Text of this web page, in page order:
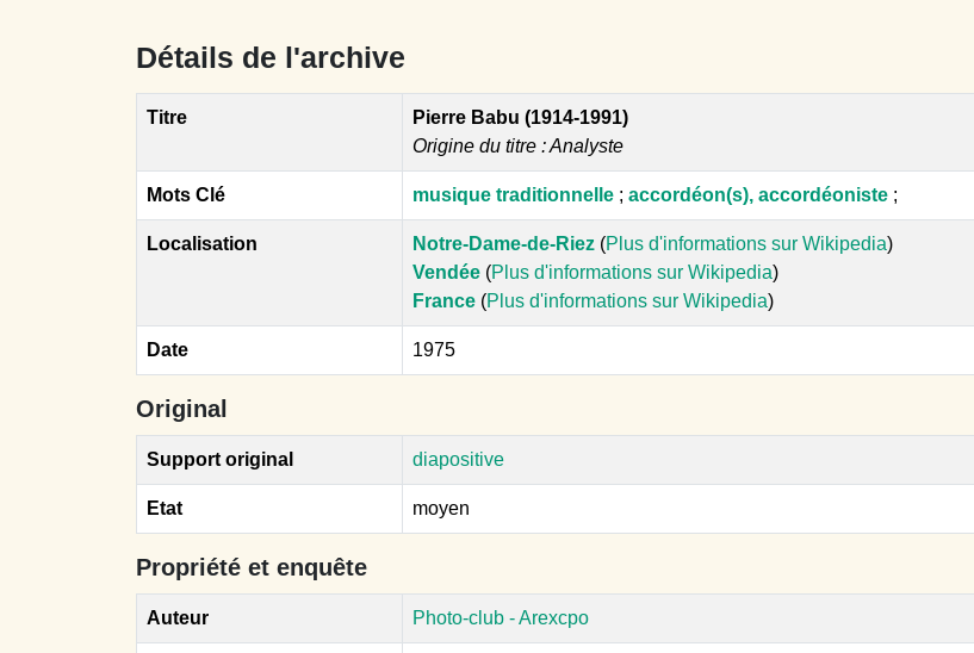
Détails de l'archive
Titre
Pierre Babu (1914-1991)
Origine du titre : Analyste
Mots Clé musique traditionnelle ; accordéon(s), accordéoniste ;
Localisation Notre-Dame-de-Riez (Plus d'informations sur Wikipedia)
Vendée (Plus d'informations sur Wikipedia)
France (Plus d'informations sur Wikipedia)
Date 1975
Original
Support original diapositive
Etat moyen
Propriété et enquête
Auteur Photo-club - Arexcpo